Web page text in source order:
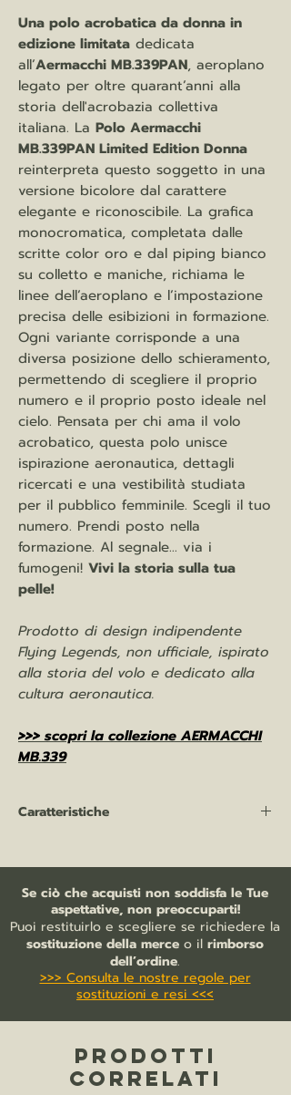
Una polo acrobatica da donna in
edizione limitata dedicata
all’Aermacchi MB.339PAN, aeroplano
legato per oltre quarant’anni alla
storia dell'acrobazia collettiva
italiana. La Polo Aermacchi
MB.339PAN Limited Edition Donna
reinterpreta questo soggetto in una
versione bicolore dal carattere
elegante e riconoscibile. La grafica
monocromatica, completata dalle
scritte color oro e dal piping bianco
su colletto e maniche, richiama le
linee dell’aeroplano e l’impostazione
precisa delle esibizioni in formazione.
Ogni variante corrisponde a una
diversa posizione dello schieramento,
permettendo di scegliere il proprio
numero e il proprio posto ideale nel
cielo. Pensata per chi ama il volo
acrobatico, questa polo unisce
ispirazione aeronautica, dettagli
ricercati e una vestibilità studiata
per il pubblico femminile. Scegli il tuo
numero. Prendi posto nella
formazione. Al segnale... via i
fumogeni! Vivi la storia sulla tua
pelle!
Prodotto di design indipendente
Flying Legends, non ufficiale, ispirato
alla storia del volo e dedicato alla
cultura aeronautica.
>>> scopri la collezione AERMACCHI
MB.339
Caratteristiche
100% cotone pettinato
3 bottoni tono su tono
bordo manica con costina
nastro di rinforzo sul collo
collo a costina
collo e giromaniche a righe in
contrasto
fondo dritto con spacchi laterali
Se ciò che acquisti non soddisfa le Tue
aspettative, non preoccuparti!
Puoi restituirlo e scegliere se richiedere la
sostituzione della merce o il rimborso
dell’ordine.
>>> Consulta le nostre regole per
sostituzioni e resi <<<
PRODOTTI
CORRELATI